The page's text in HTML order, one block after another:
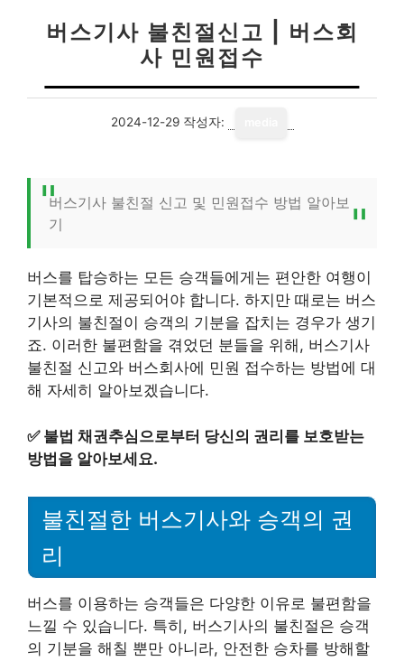
버스기사 불친절신고 | 버스회
사 민원접수
2024-12-29 작성자:
버스기사 불친절 신고 및 민원접수 방법 알아보
기
버스를 탑승하는 모든 승객들에게는 편안한 여행이
기본적으로 제공되어야 합니다. 하지만 때로는 버스
기사의 불친절이 승객의 기분을 잡치는 경우가 생기
죠. 이러한 불편함을 겪었던 분들을 위해, 버스기사
불친절 신고와 버스회사에 민원 접수하는 방법에 대
해 자세히 알아보겠습니다.
✅ 불법 채권추심으로부터 당신의 권리를 보호받는
방법을 알아보세요.
불친절한 버스기사와 승객의 권
리
버스를 이용하는 승객들은 다양한 이유로 불편함을
느낄 수 있습니다. 특히, 버스기사의 불친절은 승객
의 기분을 해칠 뿐만 아니라, 안전한 승차를 방해할